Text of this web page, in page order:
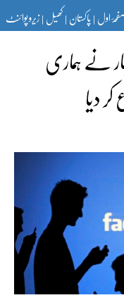
اول|پاکستان|کھیل|زیرو پوائنٹ
نے ہماری
دیا